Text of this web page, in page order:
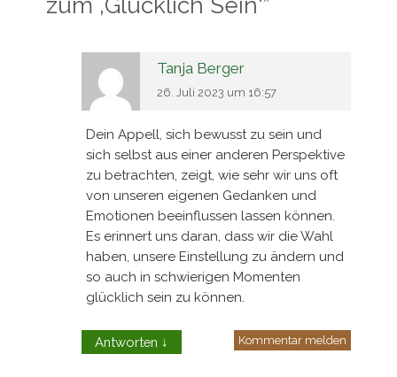
zum ‚Glücklich Sein‘”
Tanja Berger
26. Juli 2023 um 16:57
Dein Appell, sich bewusst zu sein und
sich selbst aus einer anderen Perspektive
zu betrachten, zeigt, wie sehr wir uns oft
von unseren eigenen Gedanken und
Emotionen beeinflussen lassen können.
Es erinnert uns daran, dass wir die Wahl
haben, unsere Einstellung zu ändern und
so auch in schwierigen Momenten
glücklich sein zu können.
Antworten ↓ Kommentar melden